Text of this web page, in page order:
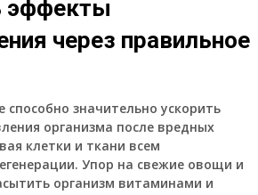
эффекты
через правильное
способно значительно ускорить
организма после вредных
клетки и ткани всем
Упор на свежие овощи и
организм витаминами и